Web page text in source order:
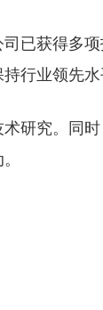
已获得多
行业领先水
研究。同